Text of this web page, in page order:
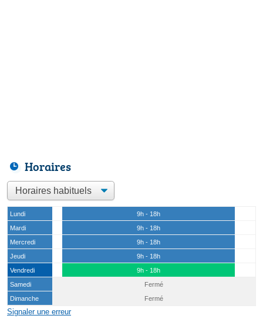
Horaires
Lundi
9h - 18h
Mardi
9h - 18h
Mercredi
9h - 18h
Jeudi
9h - 18h
Vendredi
9h - 18h
Samedi
Fermé
Dimanche
Fermé
Signaler une erreur